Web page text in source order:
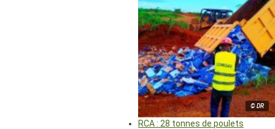
© DR
RCA : 28 tonnes de poulets